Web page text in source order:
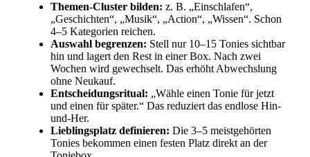
Themen-Cluster bilden: z. B. „Einschlafen“,
„Geschichten“, „Musik“, „Action“, „Wissen“. Schon
4–5 Kategorien reichen.
Auswahl begrenzen: Stell nur 10–15 Tonies sichtbar
hin und lagert den Rest in einer Box. Nach zwei
Wochen wird gewechselt. Das erhöht Abwechslung
ohne Neukauf.
Entscheidungsritual: „Wähle einen Tonie für jetzt
und einen für später.“ Das reduziert das endlose Hin-
und-Her.
Lieblingsplatz definieren: Die 3–5 meistgehörten
Tonies bekommen einen festen Platz direkt an der